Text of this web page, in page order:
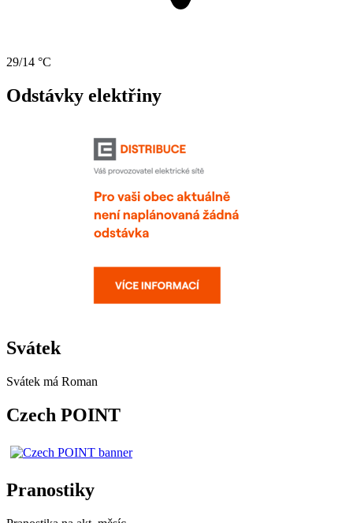
29/14 °C
Odstávky elektřiny
Svátek
Svátek má Roman
Czech POINT
Pranostiky